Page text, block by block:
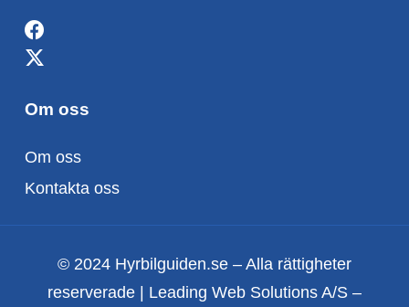
Om oss
Om oss
Kontakta oss
© 2024 Hyrbilguiden.se – Alla rättigheter
reserverade | Leading Web Solutions A/S –